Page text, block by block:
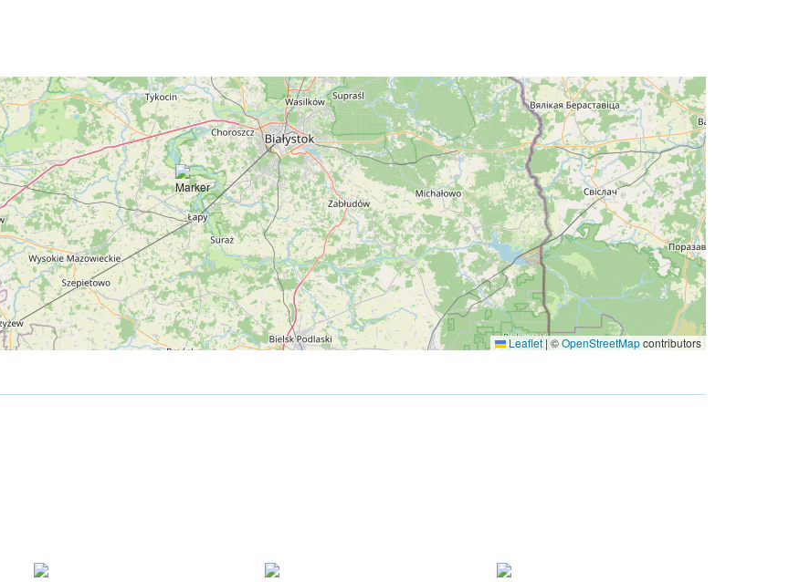
Leaflet| ©OpenStreetMapcontributors